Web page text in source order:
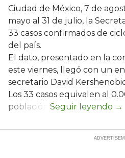
Ciudad de México, 7 de
mayo al 31 de julio, la
33 casos confirmados de
del país.
El dato, presentado en la
este viernes, llegó con un
secretario David
Los 33 casos equivalen al
población.